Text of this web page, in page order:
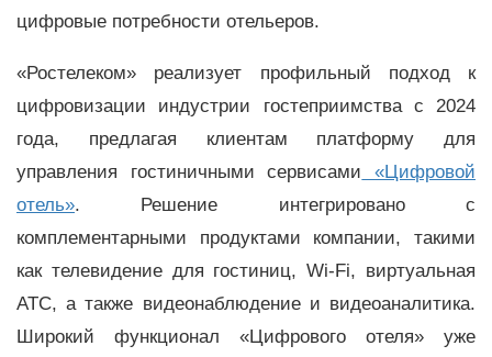
цифровые потребности отельеров.
«Ростелеком» реализует профильный подход к
цифровизации индустрии гостеприимства с 2024
года, предлагая клиентам платформу для
управления гостиничными сервисами
«Цифровой
отель». Решение интегрировано с
комплементарными продуктами компании, такими
как телевидение для гостиниц, Wi-Fi, виртуальная
АТС, а также видеонаблюдение и видеоаналитика.
Широкий функционал «Цифрового отеля» уже